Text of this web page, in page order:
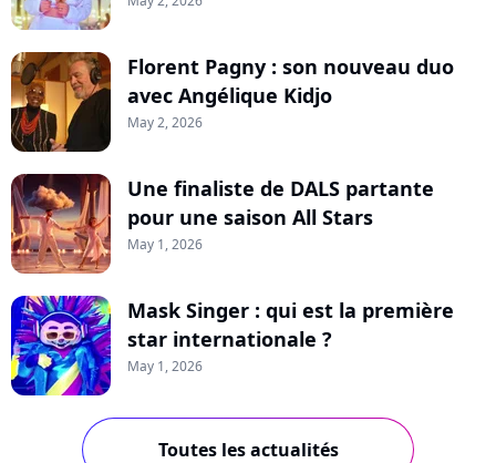
Florent Pagny : son nouveau duo
avec Angélique Kidjo
May 2, 2026
Une finaliste de DALS partante
pour une saison All Stars
May 1, 2026
Mask Singer : qui est la première
star internationale ?
May 1, 2026
Toutes les actualités